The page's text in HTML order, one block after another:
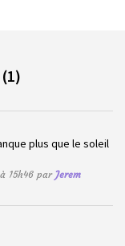
(1)
plus que le soleil
à 15h46 parJerem